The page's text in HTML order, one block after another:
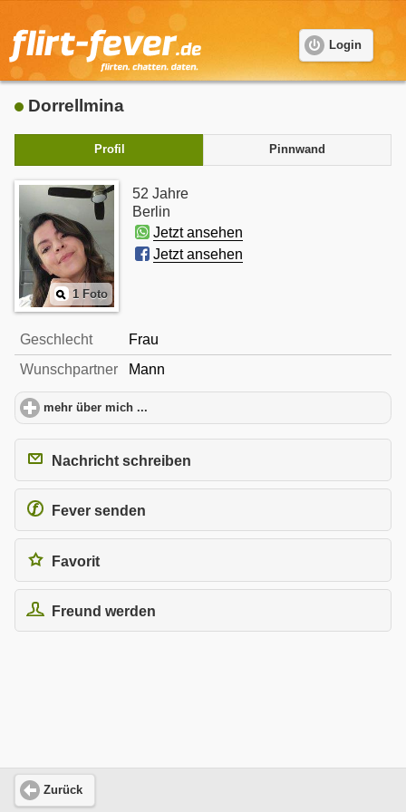
Login
Dorrellmina
Profil Pinnwand
1 Foto
52 Jahre
Berlin
Jetzt ansehen
Jetzt ansehen
Geschlecht
Frau
Wunschpartner
Mann
mehr über mich ...
Nachricht schreiben
Fever senden
Favorit
Freund werden
Zurück